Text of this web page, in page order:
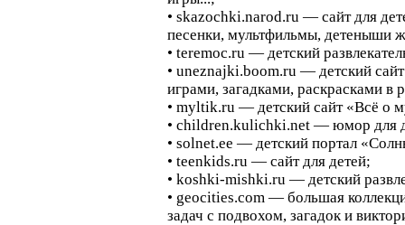
• skazochki.narod.ru — сайт для
песенки, мультфильмы, детеныши
• teremoc.ru — детский
• uneznajki.boom.ru — детский
играми, загадками, раскрасками в
• myltik.ru — детский сайт «Всё о
• children.kulichki.net — юмор для
• solnet.ee — детский портал
• teenkids.ru — сайт для детей;
• koshki-mishki.ru — детский
• geocities.com — большая
задач с подвохом, загадок и